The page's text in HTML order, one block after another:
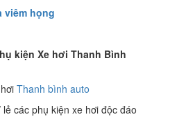
viêm họng
kiện Xe hơi Thanh Bình
Thanh bình auto
các phụ kiện xe hơi độc đáo